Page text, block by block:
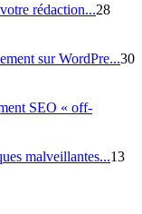
rédaction...28
sur WordPre...30
SEO « off-
malveillantes...13